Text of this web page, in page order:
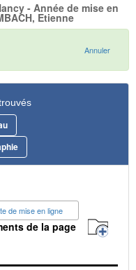
- Année de mise en
Etienne
Annuler
de mise en ligne
de la page